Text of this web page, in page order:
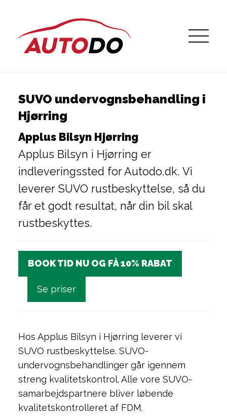
SUVO undervognsbehandling i
Hjørring
Applus Bilsyn Hjørring
Applus Bilsyn i Hjørring er
indleveringssted for Autodo.dk. Vi
leverer SUVO rustbeskyttelse, så du
får et godt resultat, når din bil skal
rustbeskyttes.
BOOK TID NU OG FÅ 10% RABAT
Se priser
Hos Applus Bilsyn i Hjørring leverer vi
SUVO rustbeskyttelse. SUVO-
undervognsbehandlinger går igennem
streng kvalitetskontrol. Alle vore SUVO-
samarbejdspartnere bliver løbende
kvalitetskontrolleret af FDM.